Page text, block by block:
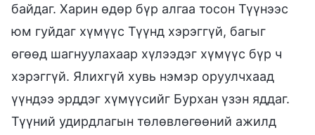
байдаг. Харин өдөр бүр алгаа тосон Түүнээс
юм гуйдаг хүмүүс Түүнд хэрэггүй, багыг
өгөөд шагнуулахаар хүлээдэг хүмүүс бүр ч
хэрэггүй. Ялихгүй хувь нэмэр оруулчхаад
үүндээ эрддэг хүмүүсийг Бурхан үзэн яддаг.
Түүний удирдлагын төлөвлөгөөний ажилд